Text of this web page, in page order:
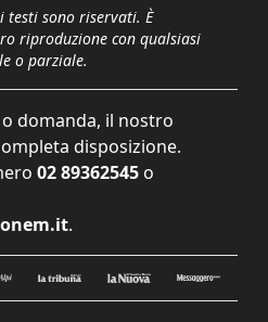
sono riservati. È
riproduzione con qualsiasi
o parziale.
domanda, il nostro
disposizione.
02 89362545 o
.